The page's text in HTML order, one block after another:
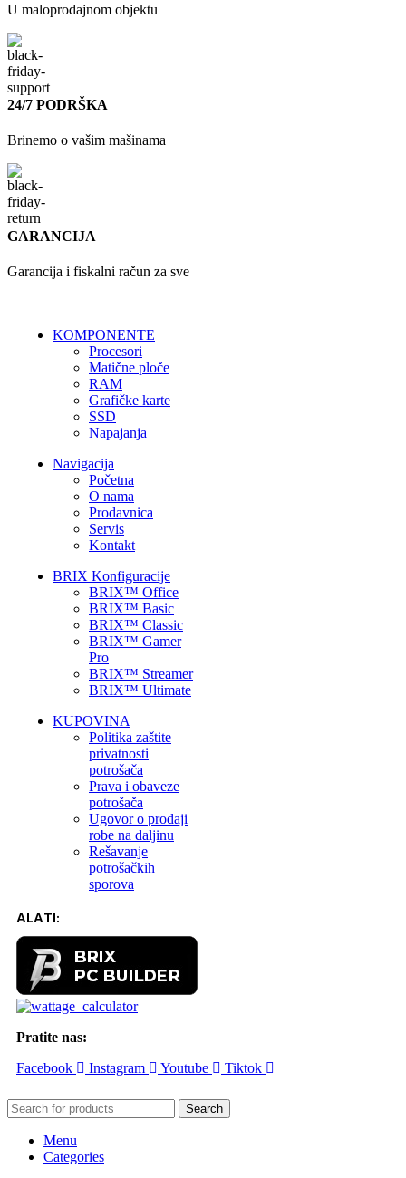
U maloprodajnom objektu
24/7 PODRŠKA
Brinemo o vašim mašinama
GARANCIJA
Garancija i fiskalni račun za sve
KOMPONENTE
Procesori
Matične ploče
RAM
Grafičke karte
SSD
Napajanja
Navigacija
Početna
O nama
Prodavnica
Servis
Kontakt
BRIX Konfiguracije
BRIX™ Office
BRIX™ Basic
BRIX™ Classic
BRIX™ Gamer
Pro
BRIX™ Streamer
BRIX™ Ultimate
KUPOVINA
Politika zaštite
privatnosti
potrošača
Prava i obaveze
potrošača
Ugovor o prodaji
robe na daljinu
Rešavanje
potrošačkih
sporova
ALATI:
Pratite nas:
Facebook
Instagram Youtube Tiktok
Search
Menu
Categories